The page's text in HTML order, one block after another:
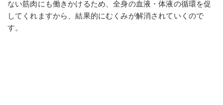
ない筋肉にも働きかけるため、全身の血液・体液の循環を促
してくれますから、結果的にむくみが解消されていくので
す。